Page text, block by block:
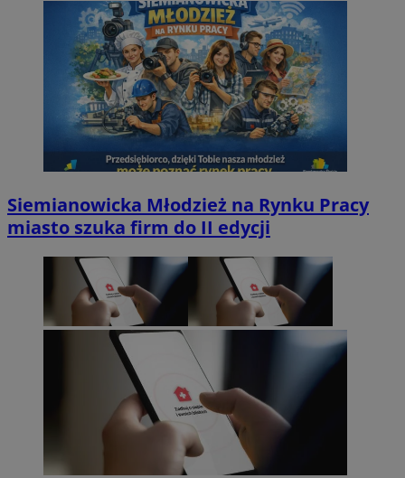
Siemianowicka Młodzież na Rynku Pracy
miasto szuka firm do II edycji